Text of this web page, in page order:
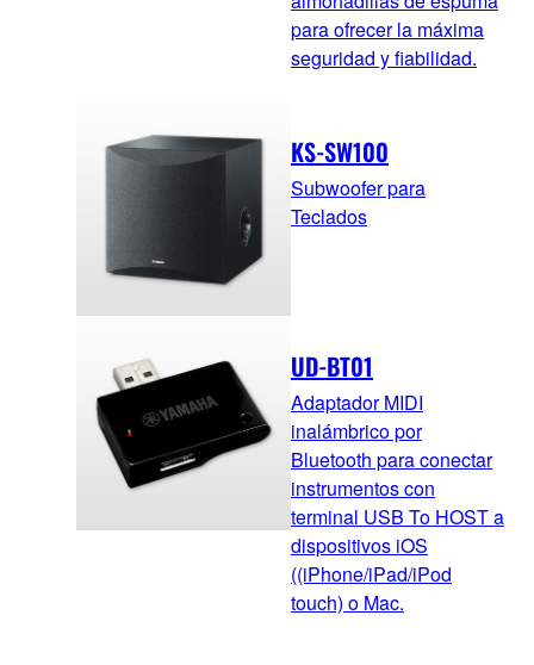
para ofrecer la máxima
seguridad y fiabilidad.
KS-SW100
Subwoofer para
Teclados
UD-BT01
Adaptador MIDI
inalámbrico por
Bluetooth para conectar
instrumentos con
terminal USB To HOST a
dispositivos iOS
((iPhone/iPad/iPod
touch) o Mac.